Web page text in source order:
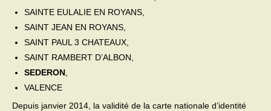
SAINTE EULALIE EN ROYANS,
SAINT JEAN EN ROYANS,
SAINT PAUL 3 CHATEAUX,
SAINT RAMBERT D’ALBON,
SEDERON
VALENCE
Depuis janvier 2014, la validité de la carte nationale d’identité